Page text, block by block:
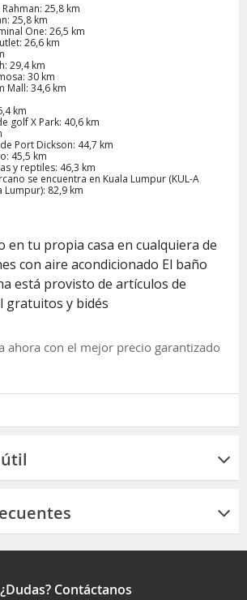
25,8 km
25,8 km
One: 26,5 km
26,6 km
29,4 km
30 km
Mall: 34,6 km
km
golf X Park: 40,6 km
Port Dickson: 44,7 km
45,5 km
y reptiles: 46,3 km
se encuentra en Kuala Lumpur (KUL-A
Lumpur): 82,9 km
en tu propia casa en cualquiera de
con aire acondicionado El baño
está provisto de artículos de
gratuitos y bidés
ahora con el mejor precio garantizado
¿Dudas? Contáctanos